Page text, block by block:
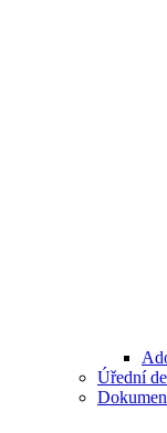
Úřední